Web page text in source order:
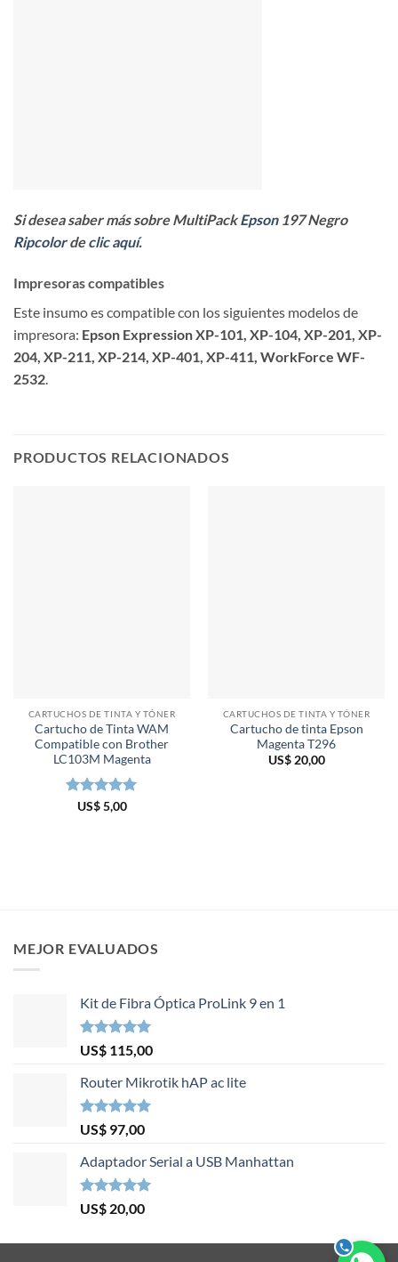
Si desea saber más sobre MultiPackEpson197 Negro
Ripcolordeclic aquí.
Impresoras compatibles
Este insumo es compatible con los siguientes modelos de
impresora: Epson Expression XP-101, XP-104, XP-201, XP-
204, XP-211, XP-214, XP-401, XP-411, WorkForce WF-
2532
PRODUCTOS RELACIONADOS
CARTUCHOS DE TINTA Y TÓNER
Cartucho de Tinta WAM
Compatible con Brother
LC103M Magenta
Valorado en
US$5,00
CARTUCHOS DE TINTA Y TÓNER
Cartucho de tinta Epson
Magenta T296
US$20,00
MEJOR EVALUADOS
Kit de Fibra Óptica ProLink 9 en 1
Valorado en
5.00
de 5
US$ 115,00
Router Mikrotik hAP ac lite
Valorado en
5.00
de 5
US$ 97,00
Adaptador Serial a USB Manhattan
Valorado en
5.00
de 5
US$ 20,00